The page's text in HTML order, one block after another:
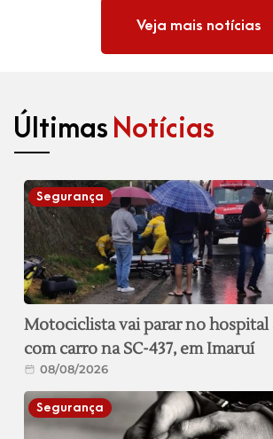
Veja mais notícias
Últimas Notícias
Segurança
Motociclista vai parar no hospital
com carro na SC-437, em Imaruí
08/08/2026
Segurança